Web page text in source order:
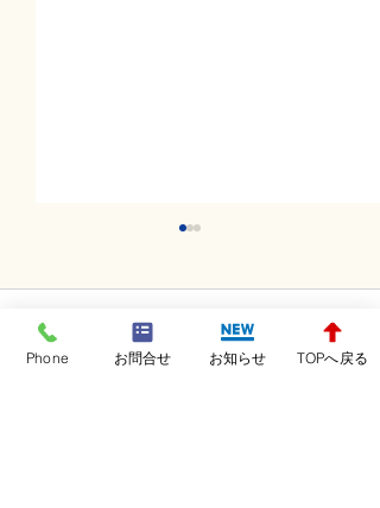
コメント
Phone お問合せ お知らせ TOPへ戻る